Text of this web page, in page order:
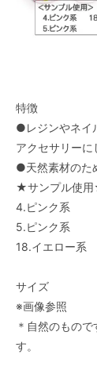
特徴
●レジンやネイ
アクセサリー
●天然素材のた
★サンプル使
4.ピンク系
5.ピンク系
18.イエロー系
サイズ
※画像参照
＊自然のもの
す。